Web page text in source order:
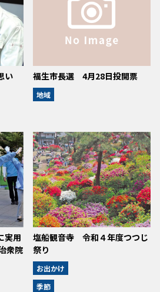
い 福生市長選 4月28日投開票
地域
実用
衆院
塩船観音寺 令和４年度つつじ
祭り
お出かけ
季節